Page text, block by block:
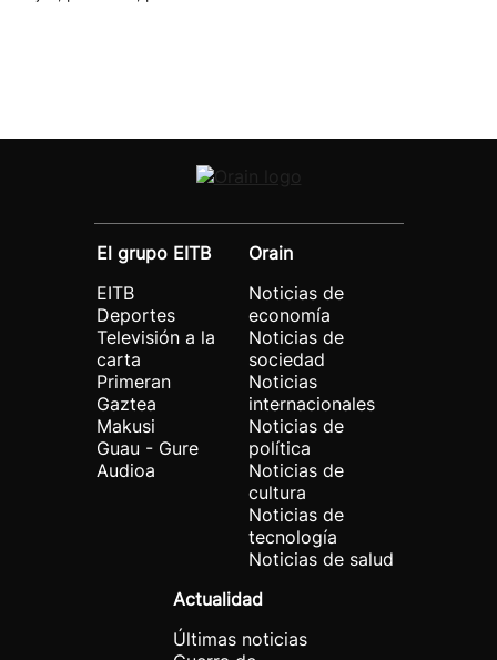
El grupo EITB
EITB
Deportes
Televisión a la
carta
Primeran
Gaztea
Makusi
Guau - Gure
Audioa
Orain
Noticias de
economía
Noticias de
sociedad
Noticias
internacionales
Noticias de
política
Noticias de
cultura
Noticias de
tecnología
Noticias de salud
Actualidad
Últimas noticias